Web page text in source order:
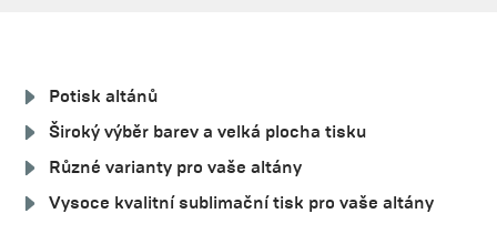
Potisk altánů
Široký výběr barev a velká plocha tisku
Různé varianty pro vaše altány
Vysoce kvalitní sublimační tisk pro vaše altány